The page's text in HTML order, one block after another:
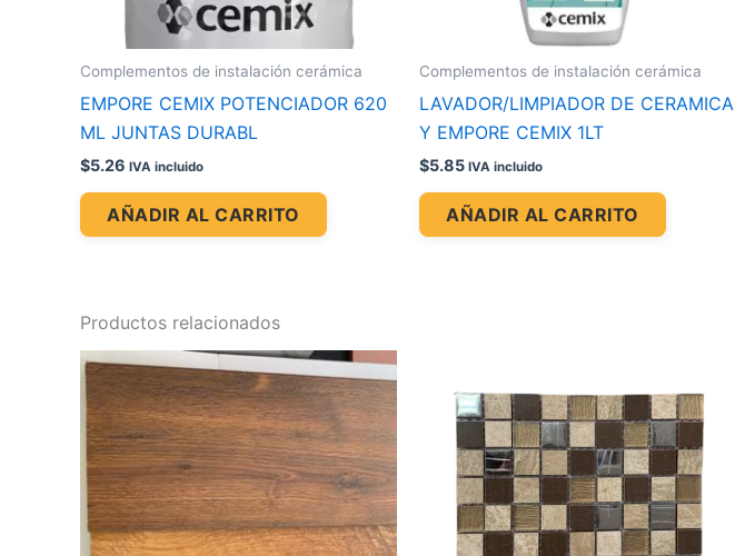
Complementos de instalación cerámica
EMPORE CEMIX POTENCIADOR 620
ML JUNTAS DURABL
$5.26 IVA incluido
AÑADIR AL CARRITO
Complementos de instalación cerámica
LAVADOR/LIMPIADOR DE CERAMICA
Y EMPORE CEMIX 1LT
$5.85 IVA incluido
AÑADIR AL CARRITO
Productos relacionados